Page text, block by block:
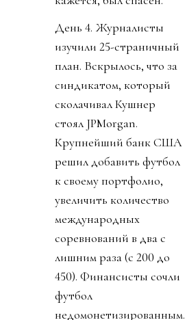
День 4. Журналисты
изучили 25-страничный
план. Вскрылось, что за
синдикатом, который
сколачивал Кушнер
стоял JPMorgan.
Крупнейший банк США
решил добавить футбол
к своему портфолио,
увеличить количество
международных
соревнований в два с
лишним раза (с 200 до
450). Финансисты сочли
футбол
недомонетизированным.